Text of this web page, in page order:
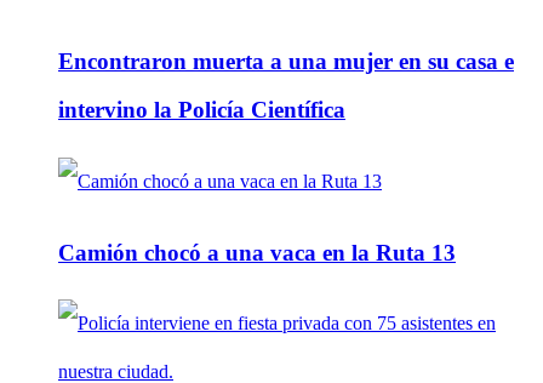
Encontraron muerta a una mujer en su casa e
intervino la Policía Científica
Camión chocó a una vaca en la Ruta 13